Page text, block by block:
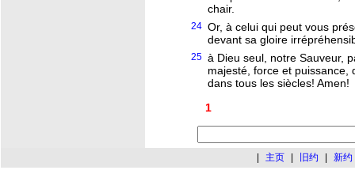
chair.
24 Or, à celui qui peut vous
devant sa gloire
25 à Dieu seul, notre Sauveur,
majesté, force et puissance,
dans tous les siècles! Amen!
1
| 主页 | 旧约 | 新约